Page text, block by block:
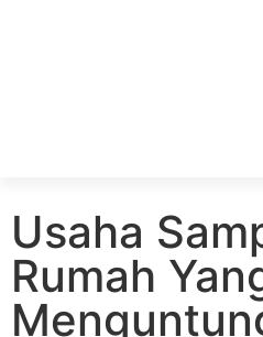
Usaha
Rumah